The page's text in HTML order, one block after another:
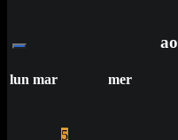
lun mar mer
5